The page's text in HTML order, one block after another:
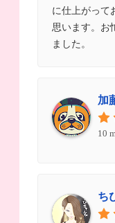
に仕上がって
思います。お
ました。
加
10
ち